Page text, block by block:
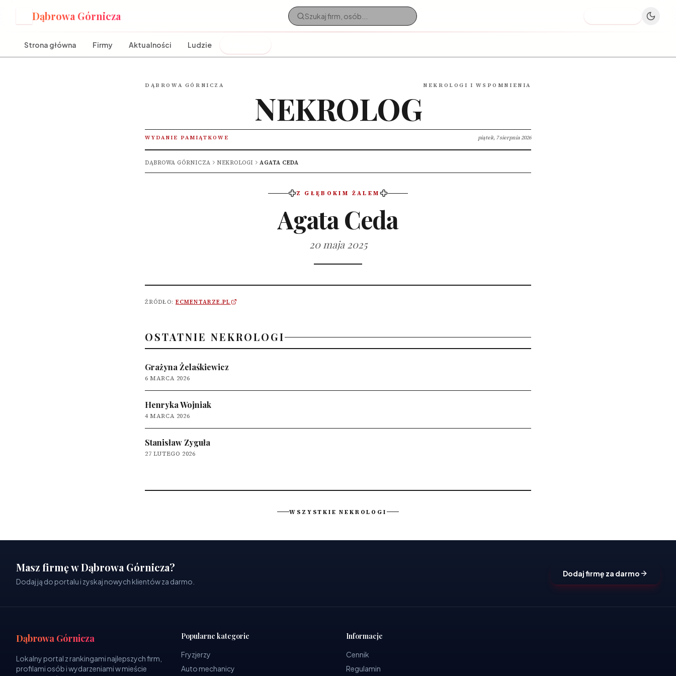
Dąbrowa Górnicza
Strona główna Firmy Aktualności Ludzie
DĄBROWA GÓRNICZA NEKROLOGI I WSPOMNIENIA
NEKROLOG
WYDANIE PAMIĄTKOWE piątek, 7 sierpnia 2026
DĄBROWA GÓRNICZA NEKROLOGI AGATA CEDA
Z GŁĘBOKIM ŻALEM
Agata Ceda
20 maja 2025
ŹRÓDŁO: ECMENTARZE.PL
OSTATNIE NEKROLOGI
Grażyna Żelaśkiewicz
6 MARCA 2026
Henryka Wojniak
4 MARCA 2026
Stanisław Zyguła
27 LUTEGO 2026
WSZYSTKIE NEKROLOGI
Masz firmę w Dąbrowa Górnicza?
Dodaj ją do portalu i zyskaj nowych klientów za darmo.
Dodaj firmę za darmo
Dąbrowa Górnicza
Lokalny portal z rankingami najlepszych firm,
profilami osób i wydarzeniami w mieście
Popularne kategorie
Fryzjerzy
Auto mechanicy
Informacje
Cennik
Regulamin